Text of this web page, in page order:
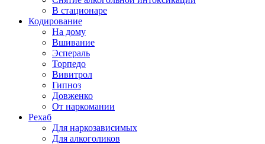
В стационаре
Кодирование
На дому
Вшивание
Эспераль
Торпедо
Вивитрол
Гипноз
Довженко
От наркомании
Рехаб
Для наркозависимых
Для алкоголиков